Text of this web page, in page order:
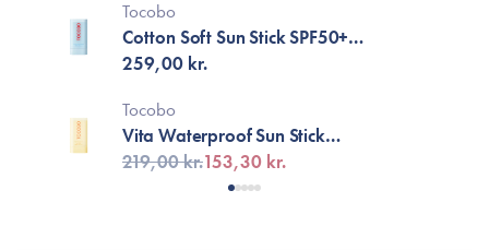
Tocobo
Cotton Soft Sun Stick SPF50+
PA++++
259,00 kr.
Tocobo
Vita Waterproof Sun Stick
SPF50+ PA++++
219,00 kr.153,30 kr.